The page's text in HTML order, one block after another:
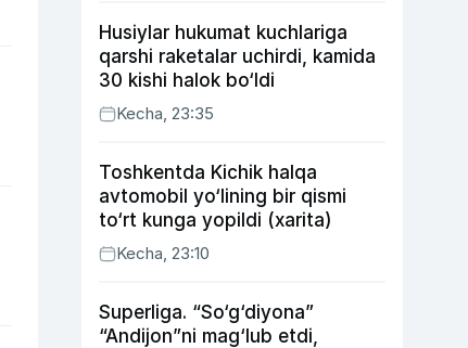
Husiylar hukumat kuchlariga
qarshi raketalar uchirdi, kamida
30 kishi halok bo‘ldi
Kecha, 23:35
Toshkentda Kichik halqa
avtomobil yo‘lining bir qismi
to‘rt kunga yopildi (xarita)
Kecha, 23:10
Superliga. “So‘g‘diyona”
“Andijon”ni mag‘lub etdi,